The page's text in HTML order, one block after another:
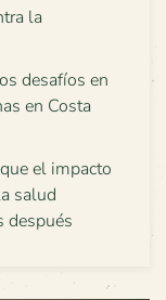
la
desafíos en
en Costa
el impacto
salud
después